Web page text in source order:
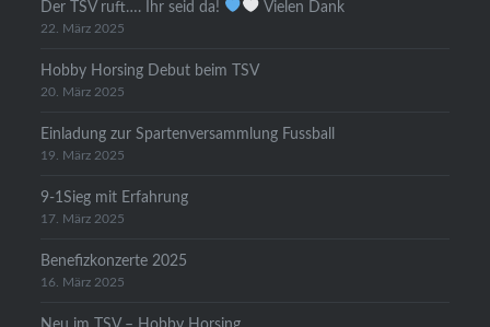
Der TSV ruft…. Ihr seid da! Vielen Dank
22. März 2025
Hobby Horsing Debut beim TSV
20. März 2025
Einladung zur Spartenversammlung Fussball
19. März 2025
9-1Sieg mit Erfahrung
17. März 2025
Benefizkonzerte 2025
16. März 2025